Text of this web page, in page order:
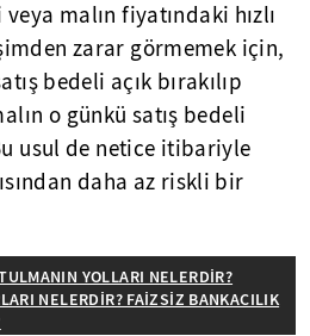
malın fiyatındaki hızlı
zarar görmemek için,
bedeli açık bırakılıp
o günkü satış bedeli
usul de netice itibariyle
daha az riskli bir
YOLLARI NELERDİR?
NELERDİR? FAİZSİZ BANKACILIK